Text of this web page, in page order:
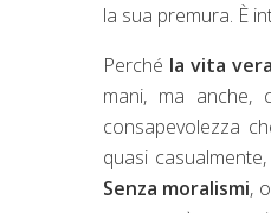
la sua premura. È
Perché la vita
mani, ma anche,
consapevolezza
quasi
Senza moralismi,